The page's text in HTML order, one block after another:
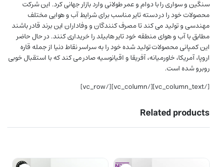
سنگین و سواری را با دوام و عمر طولانی وارد بازار جهانی کرد. این شرکت
محصولات خود را در دسته تایر مناسب برای شرایط آب و هوایی مختلف
مهندسی و تولید می کند تا مصرف کنندگان و وفاداران این برند قادر باشند
مطابق با آب و هوای منطقه خود تایر هابیلد را خریداری کنند. در حال حاضر
این کمپانی محصولات تولید شده خود را به سراسر نقاط دنیا از جمله قاره
اروپا، آمریکا، خاورمیانه، آفریقا و اقیانوسیه صادر می کند که با استقبال خوبی
روبرو شده است.
[/vc_column_text][/vc_column][/vc_row]
Related products